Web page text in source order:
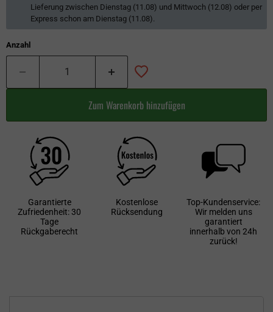
Lieferung zwischen Dienstag (11.08) und Mittwoch (12.08) oder per
Express schon am Dienstag (11.08).
Anzahl
Zum Warenkorb hinzufügen
Garantierte
Zufriedenheit: 30
Tage
Rückgaberecht
Kostenlose
Rücksendung
Top-Kundenservice:
Wir melden uns
garantiert
innerhalb von 24h
zurück!